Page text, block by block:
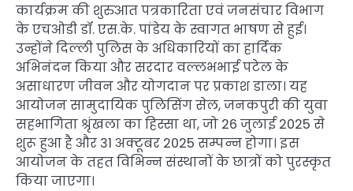
कार्यक्रम की शुरुआत पत्रकारिता एवं जनसंचार विभाग
के एचओडी डॉ. एस.के. पांडेय के स्वागत भाषण से हुई।
उन्होंने दिल्ली पुलिस के अधिकारियों का हार्दिक
अभिनंदन किया और सरदार वल्लभभाई पटेल के
असाधारण जीवन और योगदान पर प्रकाश डाला। यह
आयोजन सामुदायिक पुलिसिंग सेल, जनकपुरी की युवा
सहभागिता श्रृंखला का हिस्सा था, जो 26 जुलाई 2025 से
शुरू हुआ है और 31 अक्टूबर 2025 सम्पन्न होगा। इस
आयोजन के तहत विभिन्न संस्थानों के छात्रों को पुरस्कृत
किया जाएगा।